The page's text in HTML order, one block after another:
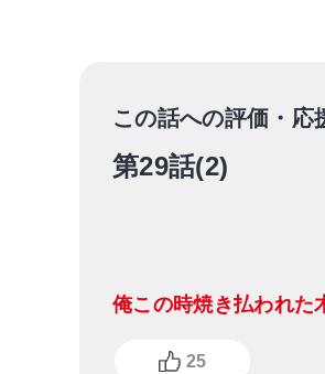
この話への評価・応
第29話(2)
俺この時焼き払われた
25